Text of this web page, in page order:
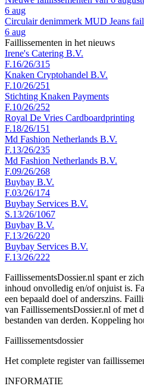
6 aug
Circulair denimmerk MUD Jeans
6 aug
Faillissementen in het nieuws
Irene's Catering B.V.
F.16/26/315
Knaken Cryptohandel B.V.
F.10/26/251
Stichting Knaken Payments
F.10/26/252
Royal De Vries Cardboardprinting
F.18/26/151
Md Fashion Netherlands B.V.
F.13/26/235
Md Fashion Netherlands B.V.
F.09/26/268
Buybay B.V.
F.03/26/174
Buybay Services B.V.
S.13/26/1067
Buybay B.V.
F.13/26/220
Buybay Services B.V.
F.13/26/222
FaillissementsDossier.nl spant er
inhoud onvolledig en/of onjuist is.
een bepaald doel of anderszins.
van FaillissementsDossier.nl of met
bestanden van derden. Koppeling
Faillissementsdossier
Het complete register van
INFORMATIE